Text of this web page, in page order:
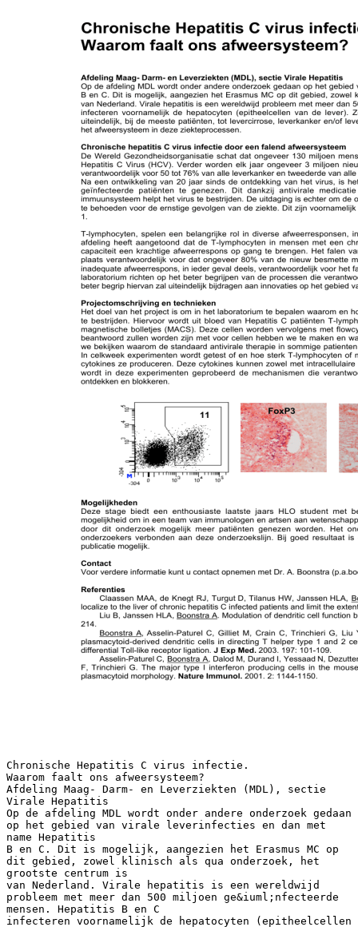
Chronische Hepatitis C virus infectie.
Waarom faalt ons afweersysteem?
Afdeling Maag- Darm- en Leverziekten (MDL), sectie
Virale Hepatitis
Op de afdeling MDL wordt onder andere onderzoek gedaan
op het gebied van virale leverinfecties en dan met
name Hepatitis
B en C. Dit is mogelijk, aangezien het Erasmus MC op
dit gebied, zowel klinisch als qua onderzoek, het
grootste centrum is
van Nederland. Virale hepatitis is een wereldwijd
probleem met meer dan 500 miljoen ge&iuml;nfecteerde
mensen. Hepatitis B en C
infecteren voornamelijk de hepatocyten (epitheelcellen